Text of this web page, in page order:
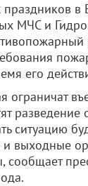
в
МЧС и
его
ограничат
разведение
ситуацию
выходные
сообщает